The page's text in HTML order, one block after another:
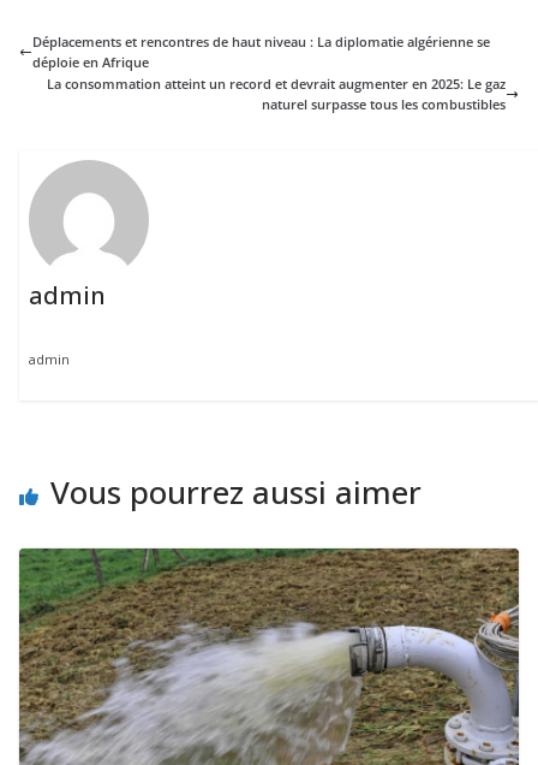
Déplacements et rencontres de haut niveau : La diplomatie algérienne se
déploie en Afrique
La consommation atteint un record et devrait augmenter en 2025: Le gaz
naturel surpasse tous les combustibles
admin
admin
Vous pourrez aussi aimer